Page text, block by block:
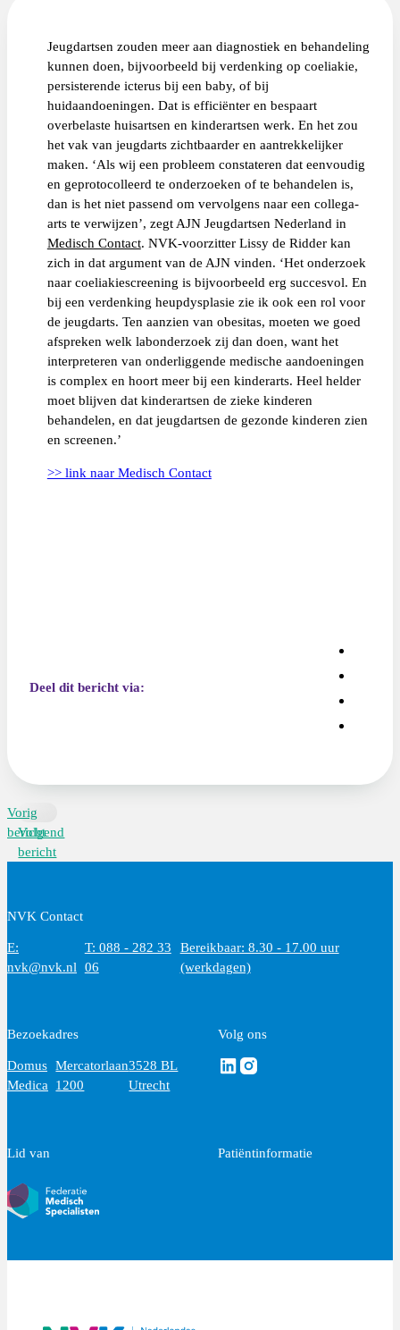
Jeugdartsen zouden meer aan diagnostiek en behandeling
kunnen doen, bijvoorbeeld bij verdenking op coeliakie,
persisterende icterus bij een baby, of bij
huidaandoeningen. Dat is efficiënter en bespaart
overbelaste huisartsen en kinderartsen werk. En het zou
het vak van jeugdarts zichtbaarder en aantrekkelijker
maken. ‘Als wij een probleem constateren dat eenvoudig
en geprotocolleerd te onderzoeken of te behandelen is,
dan is het niet passend om vervolgens naar een collega-
arts te verwijzen’, zegt AJN Jeugdartsen Nederland in
Medisch Contact. NVK-voorzitter Lissy de Ridder kan
zich in dat argument van de AJN vinden. ‘Het onderzoek
naar coeliakiescreening is bijvoorbeeld erg succesvol. En
bij een verdenking heupdysplasie zie ik ook een rol voor
de jeugdarts. Ten aanzien van obesitas, moeten we goed
afspreken welk labonderzoek zij dan doen, want het
interpreteren van onderliggende medische aandoeningen
is complex en hoort meer bij een kinderarts. Heel helder
moet blijven dat kinderartsen de zieke kinderen
behandelen, en dat jeugdartsen de gezonde kinderen zien
en screenen.’
>> link naar Medisch Contact
Deel dit bericht via:
Vorig
bericht
Volgend
bericht
NVK Contact
E:
nvk@nvk.nl
T: 088 - 282 33
06
Bereikbaar: 8.30 - 17.00 uur
(werkdagen)
Bezoekadres
Domus
Medica
Mercatorlaan
1200
3528 BL
Utrecht
Volg ons
Volg ons via Linkedin
Volg ons via Instagram
Lid van Patiëntinformatie